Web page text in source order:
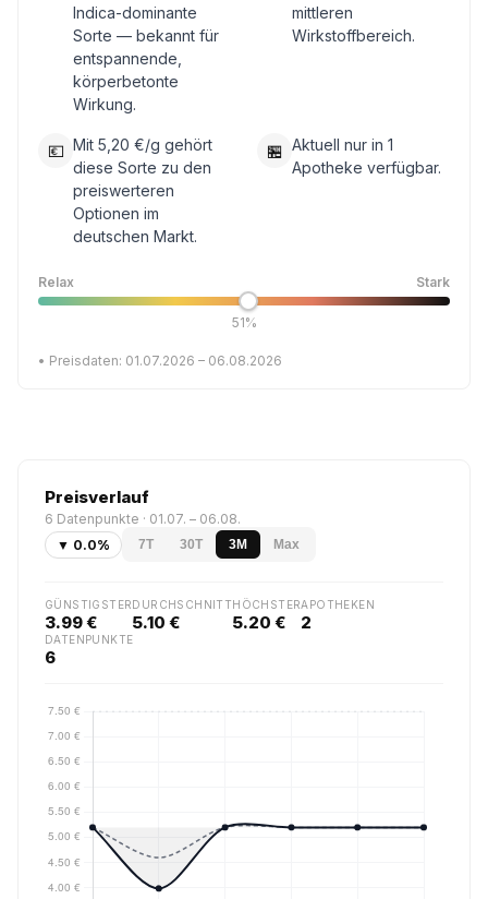
Indica-dominante
Sorte — bekannt für
entspannende,
körperbetonte
Wirkung.
mittleren
Wirkstoffbereich.
💶 Mit 5,20 €/g gehört
diese Sorte zu den
preiswerteren
Optionen im
deutschen Markt.
🏪 Aktuell nur in 1
Apotheke verfügbar.
Relax Stark
51%
• Preisdaten: 01.07.2026 – 06.08.2026
Preisverlauf
6 Datenpunkte · 01.07. – 06.08.
▼ 0.0%
7T 30T 3M Max
GÜNSTIGSTER
3.99 €
DURCHSCHNITT
5.10 €
HÖCHSTER
5.20 €
APOTHEKEN
2
DATENPUNKTE
6